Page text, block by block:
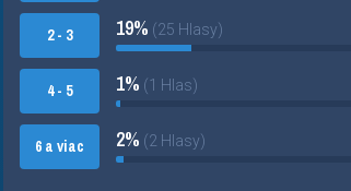
2 - 3
4 - 5
6 a viac
19% (25 Hlasy)
1% (1 Hlas)
2% (2 Hlasy)